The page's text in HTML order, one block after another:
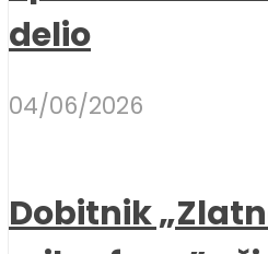
delio
04/06/2026
Dobitnik